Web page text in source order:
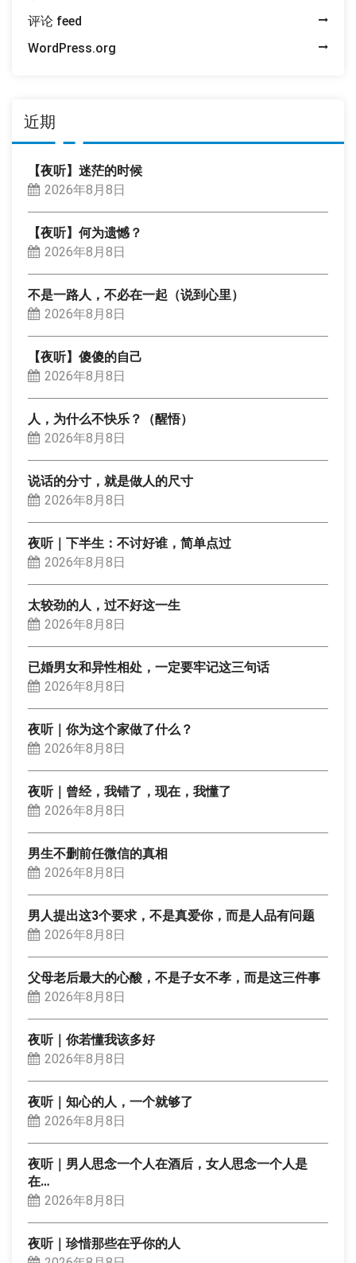
评论 feed
WordPress.org
近期
【夜听】迷茫的时候
2026年8月8日
【夜听】何为遗憾？
2026年8月8日
不是一路人，不必在一起（说到心里）
2026年8月8日
【夜听】傻傻的自己
2026年8月8日
人，为什么不快乐？（醒悟）
2026年8月8日
说话的分寸，就是做人的尺寸
2026年8月8日
夜听｜下半生：不讨好谁，简单点过
2026年8月8日
太较劲的人，过不好这一生
2026年8月8日
已婚男女和异性相处，一定要牢记这三句话
2026年8月8日
夜听｜你为这个家做了什么？
2026年8月8日
夜听｜曾经，我错了，现在，我懂了
2026年8月8日
男生不删前任微信的真相
2026年8月8日
男人提出这3个要求，不是真爱你，而是人品有问题
2026年8月8日
父母老后最大的心酸，不是子女不孝，而是这三件事
2026年8月8日
夜听｜你若懂我该多好
2026年8月8日
夜听｜知心的人，一个就够了
2026年8月8日
夜听｜男人思念一个人在酒后，女人思念一个人是
在…
2026年8月8日
夜听｜珍惜那些在乎你的人